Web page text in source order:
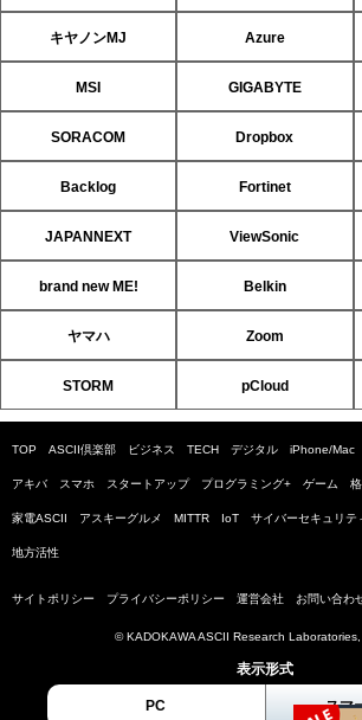
キヤノンMJ Azure
MSI GIGABYTE
SORACOM Dropbox
Backlog Fortinet
JAPANNEXT ViewSonic
brand new ME! Belkin
ヤマハ Zoom
STORM pCloud
TOP ASCII倶楽部 ビジネス TECH デジタル iPhone/Mac
アキバ スマホ スタートアップ プログラミング+ ゲーム
家電ASCII アスキーグルメ MITTR IoT サイバーセキュリテ
地方活性
サイトポリシー プライバシーポリシー 運営会社 お問い合わ
© KADOKAWA ASCII Research
表示形式
PC スマ